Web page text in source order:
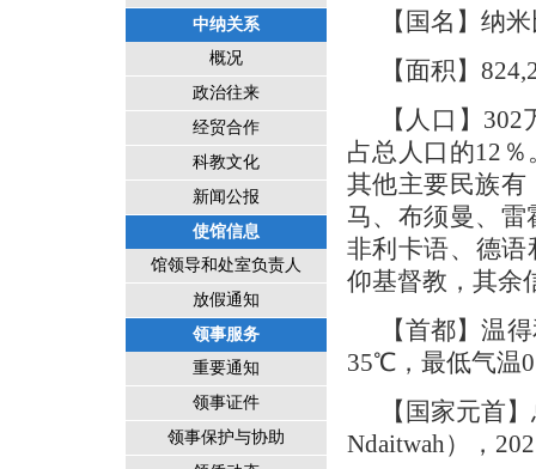
中纳关系
概况
政治往来
经贸合作
科教文化
新闻公报
使馆信息
馆领导和处室负责人
放假通知
领事服务
重要通知
领事证件
领事保护与协助
【国名】纳
【面积】
【人口】
占总人口的12
其他主要民族有
马、布须曼、
非利卡语、德语
仰基督教，其余
【首都】温
35℃，最低气温
【国家元首
Ndaitwah），